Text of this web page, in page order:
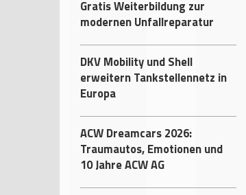
Gratis Weiterbildung zur
modernen Unfallreparatur
DKV Mobility und Shell
erweitern Tankstellennetz in
Europa
ACW Dreamcars 2026:
Traumautos, Emotionen und
10 Jahre ACW AG